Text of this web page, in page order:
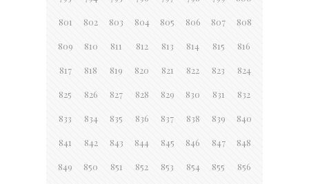
801 802 803 804 805 806 807 808
809 810 811 812 813 814 815 816
817 818 819 820 821 822 823 824
825 826 827 828 829 830 831 832
833 834 835 836 837 838 839 840
841 842 843 844 845 846 847 848
849 850 851 852 853 854 855 856